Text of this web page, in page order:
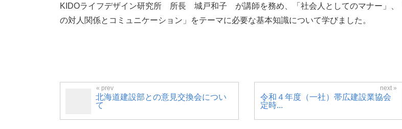
KIDOライフデザイン研究所 所長 城戸和子 が講師を務め、「社会人としてのマナー」、
の対人関係とコミュニケーション」をテーマに必要な基本知識について学びました。
北海道建設部との意見交換会につい
て
令和４年度（一社）帯広建設業協会
定時...